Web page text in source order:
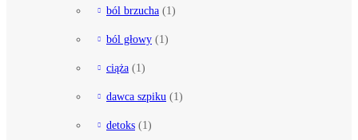
ból brzucha (1)
ból głowy (1)
ciąża (1)
dawca szpiku (1)
detoks (1)